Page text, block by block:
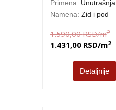
Primena: Unutrašnja
Namena: Zid i pod
1.590,00RSD/m2
1.431,00 RSD/m2
Detaljnije